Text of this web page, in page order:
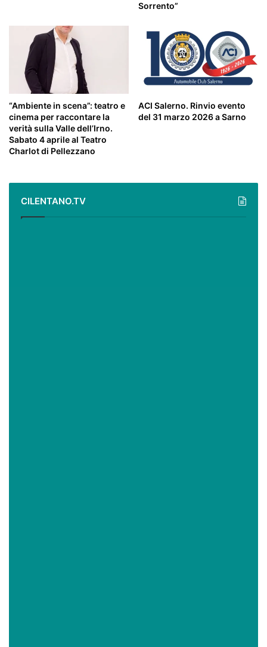
Sorrento”
“Ambiente in scena”: teatro e
cinema per raccontare la
verità sulla Valle dell’Irno.
Sabato 4 aprile al Teatro
Charlot di Pellezzano
ACI Salerno. Rinvio evento
del 31 marzo 2026 a Sarno
CILENTANO.TV